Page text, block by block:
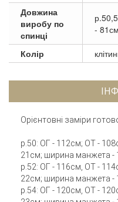
Довжина
виробу по
спинці
- 81см
Колір
Орієнтовні заміри
р.50: ОГ - 112см; ОТ -
21см; ширина манжета -
р.52: ОГ - 116см, ОТ -
22см; ширина манжета -
р.54: ОГ - 120см, ОТ -